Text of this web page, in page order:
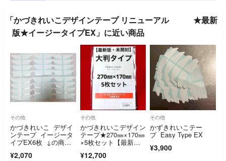
「かづきれいこデザインテープ リニューアル ★最新
版★イージータイプEX」に近い商品
その他
かづきれいこ デザイ
ンテープ イージータ
イプEX6枚 ↓の商品
¥2,070
その他
かづきれいこデザイン
テープ★270㎜×170㎜
×5枚セット【最新
¥12,700
その他
かずきれいこテー
プ Easy Type EX
¥3,900